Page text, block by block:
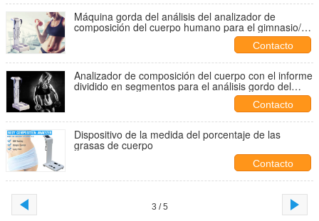
Máquina gorda del análisis del analizador de
composición del cuerpo humano para el gimnasio/el
Contacto
Analizador de composición del cuerpo con el informe
dividido en segmentos para el análisis gordo del
Contacto
Dispositivo de la medida del porcentaje de las
grasas de cuerpo
Contacto
3 / 5